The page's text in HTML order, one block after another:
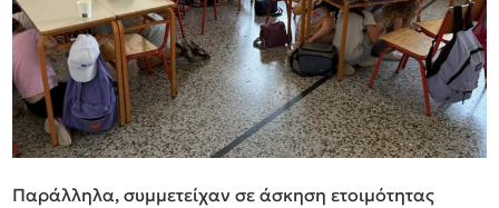
Παράλληλα, συμμετείχαν σε άσκηση ετοιμότητας